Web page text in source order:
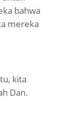
bahwa
mereka
kita
Dan.